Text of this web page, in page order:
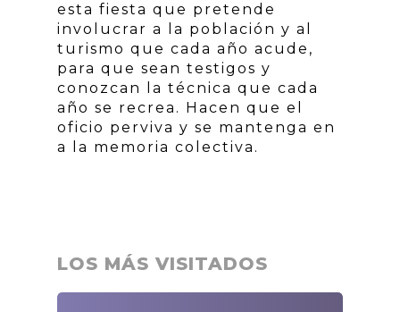
esta fiesta que pretende
involucrar a la población y al
turismo que cada año acude,
para que sean testigos y
conozcan la técnica que cada
año se recrea. Hacen que el
oficio perviva y se mantenga en
a la memoria colectiva.
LOS MÁS VISITADOS